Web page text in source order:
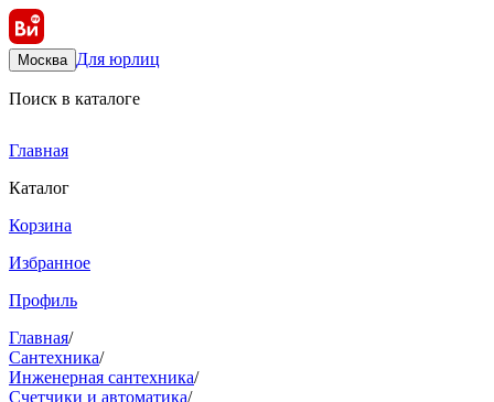
Москва Для юрлиц
Поиск в каталоге
Главная
Каталог
Корзина
Избранное
Профиль
Главная/
Сантехника/
Инженерная сантехника/
Счетчики и автоматика/